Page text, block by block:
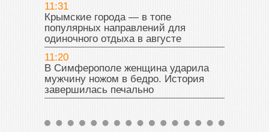
11:31
Крымские города — в топе
популярных направлений для
одиночного отдыха в августе
11:20
В Симферополе женщина ударила
мужчину ножом в бедро. История
завершилась печально